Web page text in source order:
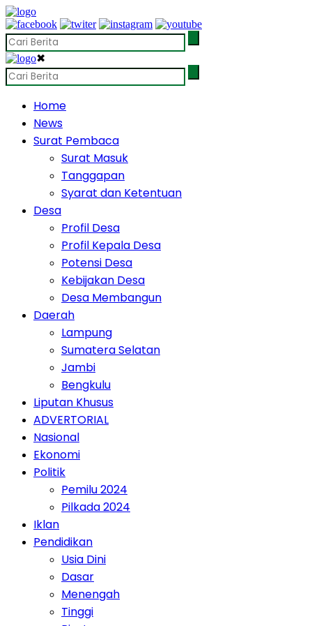
✖
Home
News
Surat Pembaca
Surat Masuk
Tanggapan
Syarat dan Ketentuan
Desa
Profil Desa
Profil Kepala Desa
Potensi Desa
Kebijakan Desa
Desa Membangun
Daerah
Lampung
Sumatera Selatan
Jambi
Bengkulu
Liputan Khusus
ADVERTORIAL
Nasional
Ekonomi
Politik
Pemilu 2024
Pilkada 2024
Iklan
Pendidikan
Usia Dini
Dasar
Menengah
Tinggi